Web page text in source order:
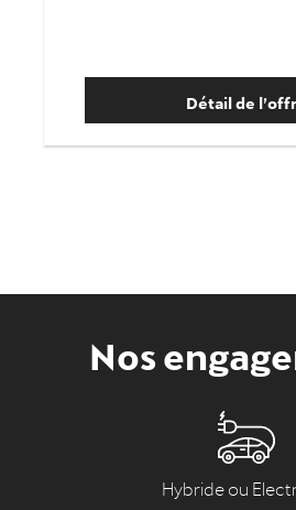
Détail de
Nos
Hybride ou